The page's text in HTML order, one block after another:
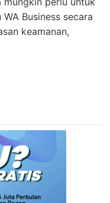
Business secara
keamanan,